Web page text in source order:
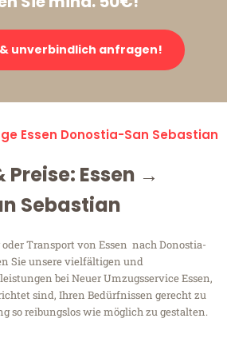
unverbindlich anfragen!
Essen Donostia-San Sebastian
Essen →
Sebastian
Transport von Essen nach Donostia-
Sie unsere vielfältigen und
bei Neuer Umzugsservice Essen,
sind, Ihren Bedürfnissen gerecht zu
so reibungslos wie möglich zu gestalten.